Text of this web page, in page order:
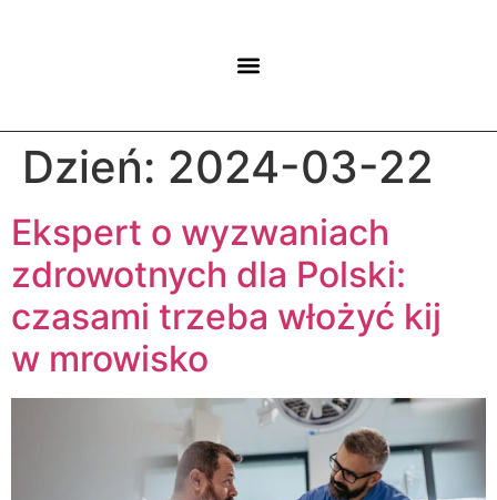
Dzień: 2024-03-22
Ekspert o wyzwaniach
zdrowotnych dla Polski:
czasami trzeba włożyć kij
w mrowisko